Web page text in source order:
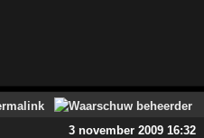
3 november 2009 16:32